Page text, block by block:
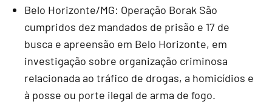
Belo Horizonte/MG: Operação Borak São
cumpridos dez mandados de prisão e 17 de
busca e apreensão em Belo Horizonte, em
investigação sobre organização criminosa
relacionada ao tráfico de drogas, a homicídios e
à posse ou porte ilegal de arma de fogo.